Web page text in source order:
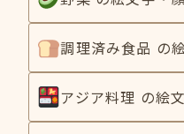
調理済み食品 の
アジア料理 の絵